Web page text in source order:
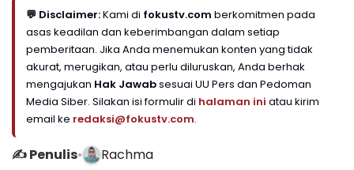
💬 Disclaimer:Kami di fokustv.com berkomitmen pada
asas keadilan dan keberimbangan dalam setiap
pemberitaan. Jika Anda menemukan konten yang tidak
akurat, merugikan, atau perlu diluruskan, Anda berhak
mengajukan Hak Jawabsesuai UU Pers dan Pedoman
Media Siber. Silakan isi formulir di halaman ini atau kirim
email ke redaksi@fokustv.com.
✍️ Penulis• Rachma